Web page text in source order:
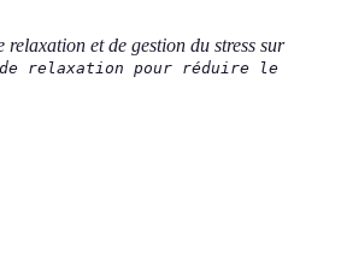
relaxation et de gestion du stress sur
de relaxation pour réduire le